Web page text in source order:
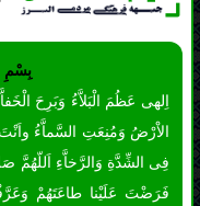
عاجِلاً قَريباً كَلَمْحِ الْبَصَرِ
اِكْفِيانى فَاِنَّكُما كافِيانِ
الزَّمانِ الْغَوْثَ الْغَوْثَ
السّاعَةَ الْعَجَلَ الْعَجَلَ
الطّاهِرين.